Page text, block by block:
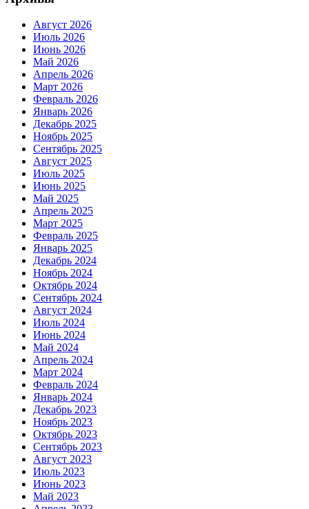
Август 2026
Июль 2026
Июнь 2026
Май 2026
Апрель 2026
Март 2026
Февраль 2026
Январь 2026
Декабрь 2025
Ноябрь 2025
Сентябрь 2025
Август 2025
Июль 2025
Июнь 2025
Май 2025
Апрель 2025
Март 2025
Февраль 2025
Январь 2025
Декабрь 2024
Ноябрь 2024
Октябрь 2024
Сентябрь 2024
Август 2024
Июль 2024
Июнь 2024
Май 2024
Апрель 2024
Март 2024
Февраль 2024
Январь 2024
Декабрь 2023
Ноябрь 2023
Октябрь 2023
Сентябрь 2023
Август 2023
Июль 2023
Июнь 2023
Май 2023